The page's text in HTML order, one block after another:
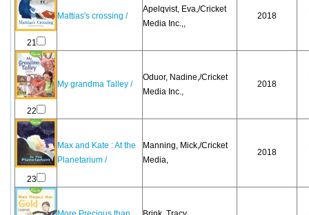
21
Mattias's crossing /
Apelqvist, Eva,/Cricket
Media Inc.,,
2018
22
My grandma Talley /
Oduor, Nadine,/Cricket
Media Inc.,
2018
23
Max and Kate : At the
Planetarium /
Manning, Mick,/Cricket
Media,
2018